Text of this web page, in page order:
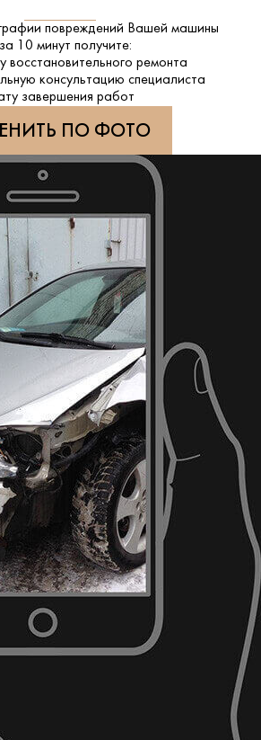
повреждений Вашей машины
10 минут получите:
восстановительного ремонта
консультацию специалиста
завершения работ
ПО ФОТО